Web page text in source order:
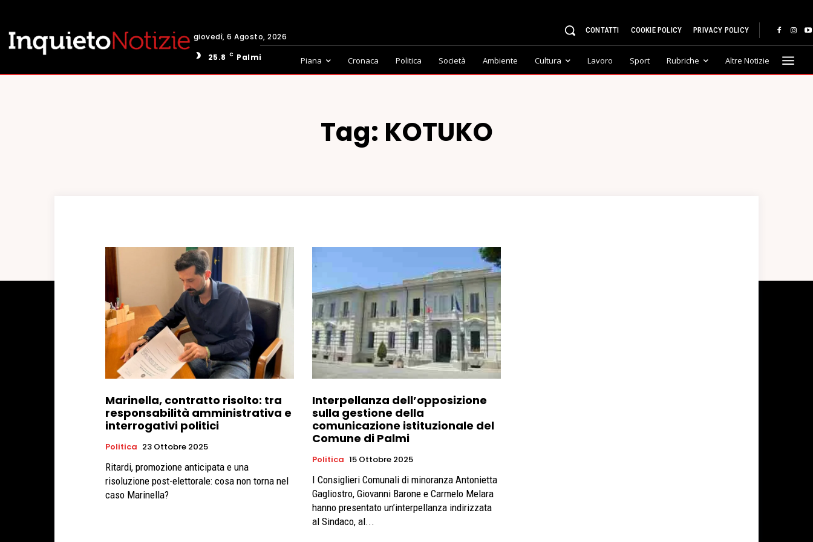
giovedì, 6 Agosto, 2026
25.8
C Palmi
CONTATTI COOKIE POLICY PRIVACY POLICY
Piana Cronaca Politica Società Ambiente Cultura Lavoro Sport Rubriche Altre Notizie
Tag: KOTUKO
Marinella, contratto risolto: tra
responsabilità amministrativa e
interrogativi politici
Politica 23 Ottobre 2025
Ritardi, promozione anticipata e una
risoluzione post-elettorale: cosa non torna nel
caso Marinella?
Interpellanza dell’opposizione
sulla gestione della
comunicazione istituzionale del
Comune di Palmi
Politica 15 Ottobre 2025
I Consiglieri Comunali di minoranza Antonietta
Gagliostro, Giovanni Barone e Carmelo Melara
hanno presentato un’interpellanza indirizzata
al Sindaco, al...